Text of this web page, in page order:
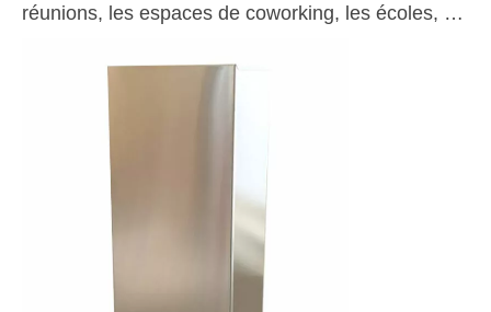
réunions, les espaces de coworking, les écoles, …